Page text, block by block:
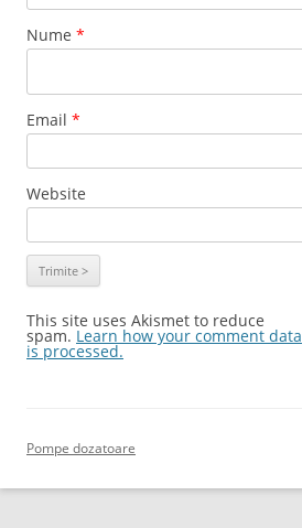
Nume *
Email *
Website
This site uses Akismet to reduce
spam. Learn how your comment data
is processed.
Pompe dozatoare